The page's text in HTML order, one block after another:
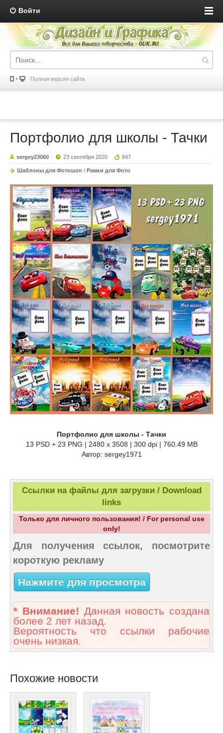
Войти
Полная версия сайта
Портфолио для школы - Тачки
sergey23060 23 сентября 2020 847
Шаблоны для Фотошоп / Рамки для Фото
Портфолио для школы - Тачки
13 PSD + 23 PNG | 2480 x 3508 | 300 dpi | 760.49 MB
Автор: sergey1971
Ссылки на файлы для загрузки / Download
links
Только для личного пользования! / For personal use
only!
Для получения ссылок, посмотрите
короткую рекламу
Нажмите для просмотра
* Внимание! Данная новость создана
более 2 лет назад.
Вероятность что ссылки рабочие
очень низкая.
Похожие новости